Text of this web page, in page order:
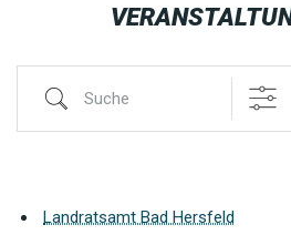
Landratsamt Bad Hersfeld